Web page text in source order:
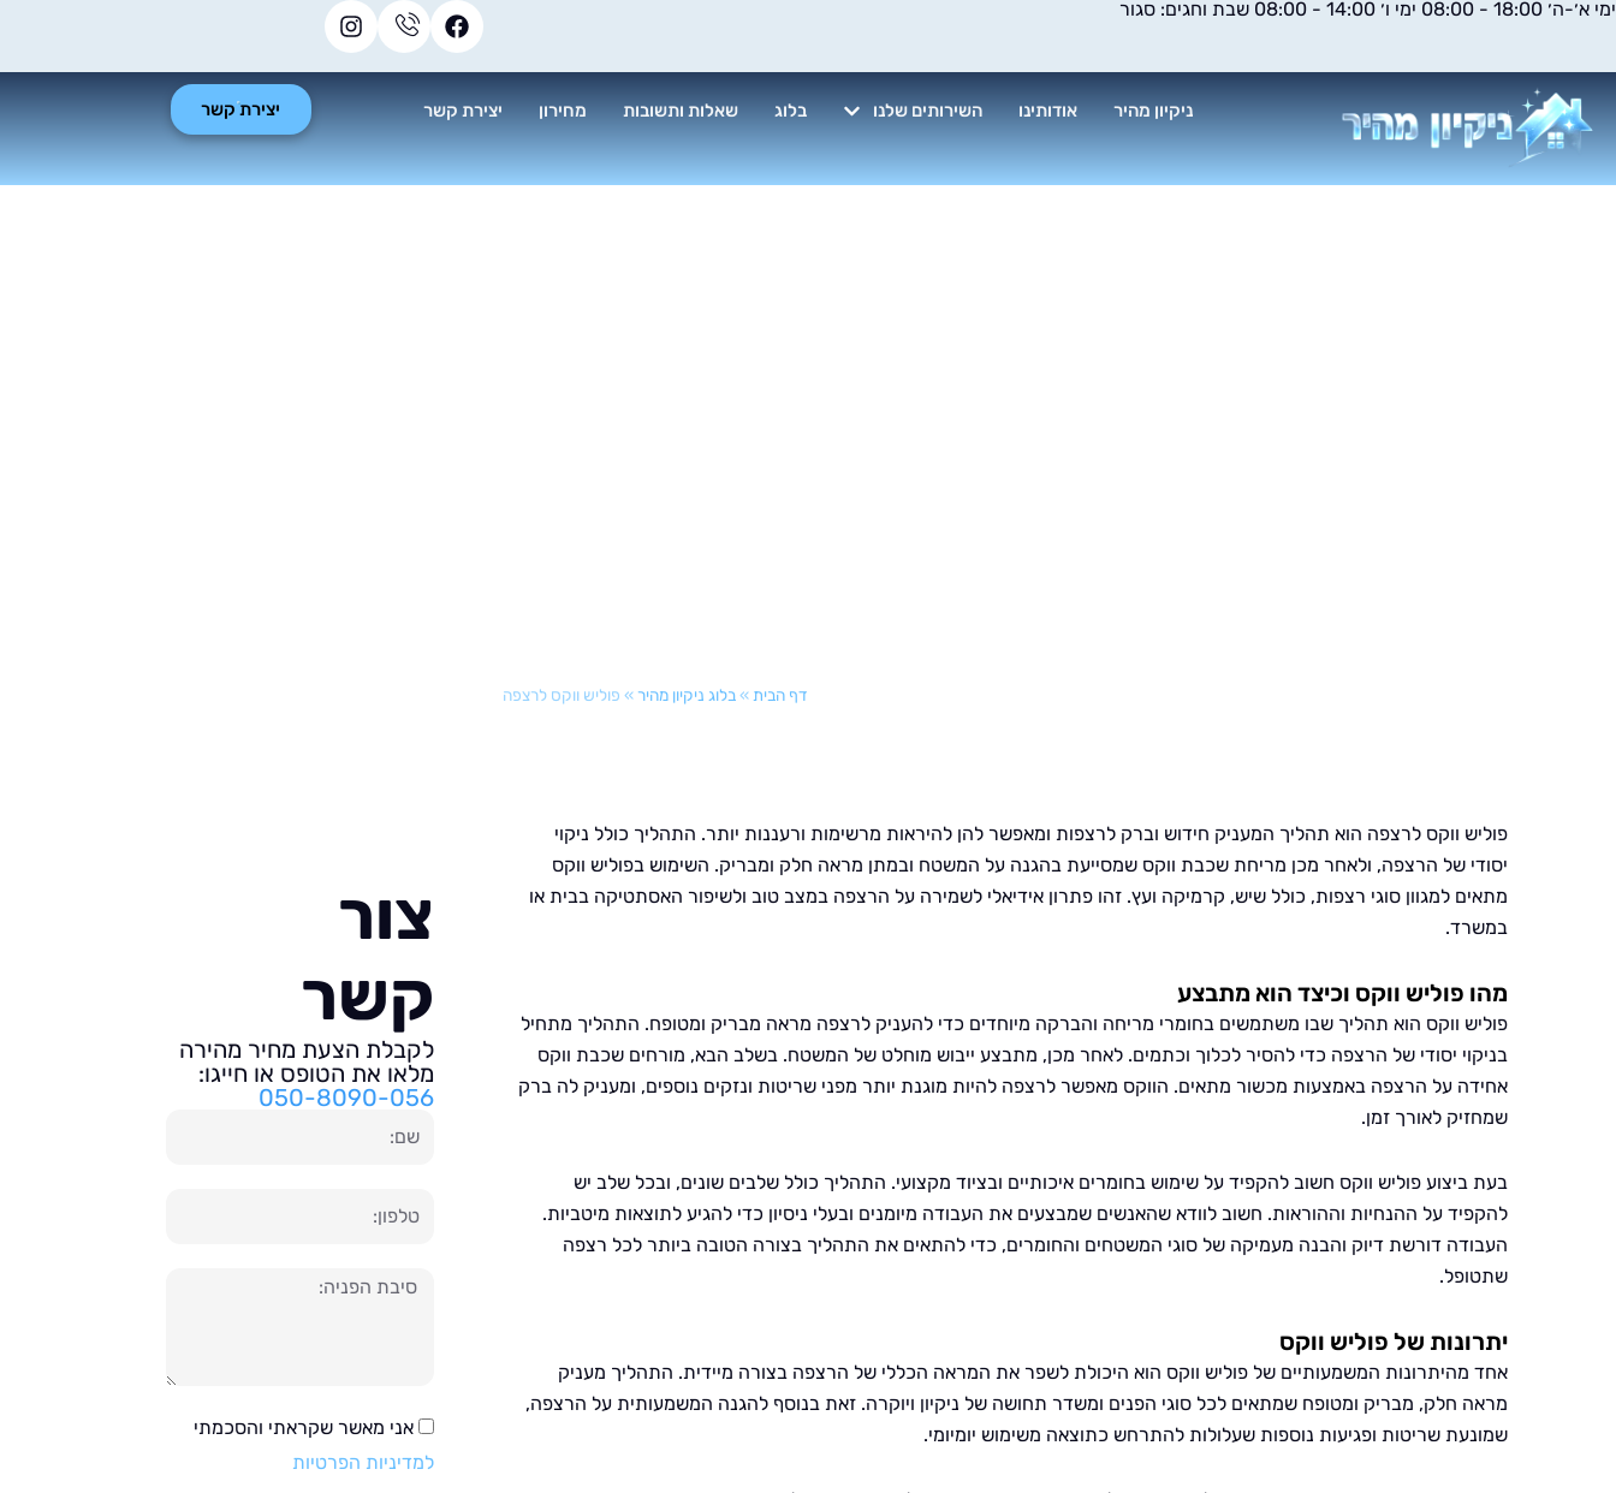
דילוג
ימי א׳-ה׳ 18:00 - 08:00 ימי ו׳ 14:00 - 08:00 שבת וחגים: סגור
ניקיון מהיר אודותינו השירותים שלנו בלוג שאלות ותשובות מחירון יצירת קשר יצירת קשר
דף הבית »בלוג ניקיון מהיר» פוליש ווקס לרצפה
פוליש ווקס לרצפה הוא תהליך המעניק חידוש וברק לרצפות ומאפשר להן להיראות מרשימות ורעננות יותר. התהליך כולל ניקוי
יסודי של הרצפה, ולאחר מכן מריחת שכבת ווקס שמסייעת בהגנה על המשטח ובמתן מראה חלק ומבריק. השימוש בפוליש ווקס
מתאים למגוון סוגי רצפות, כולל שיש, קרמיקה ועץ. זהו פתרון אידיאלי לשמירה על הרצפה במצב טוב ולשיפור האסתטיקה בבית או
במשרד.
מהו פוליש ווקס וכיצד הוא מתבצע
פוליש ווקס הוא תהליך שבו משתמשים בחומרי מריחה והברקה מיוחדים כדי להעניק לרצפה מראה מבריק ומטופח. התהליך מתחיל
בניקוי יסודי של הרצפה כדי להסיר לכלוך וכתמים. לאחר מכן, מתבצע ייבוש מוחלט של המשטח. בשלב הבא, מורחים שכבת ווקס
אחידה על הרצפה באמצעות מכשור מתאים. הווקס מאפשר לרצפה להיות מוגנת יותר מפני שריטות ונזקים נוספים, ומעניק לה ברק
שמחזיק לאורך זמן.
בעת ביצוע פוליש ווקס חשוב להקפיד על שימוש בחומרים איכותיים ובציוד מקצועי. התהליך כולל שלבים שונים, ובכל שלב יש
להקפיד על ההנחיות וההוראות. חשוב לוודא שהאנשים שמבצעים את העבודה מיומנים ובעלי ניסיון כדי להגיע לתוצאות מיטביות.
העבודה דורשת דיוק והבנה מעמיקה של סוגי המשטחים והחומרים, כדי להתאים את התהליך בצורה הטובה ביותר לכל רצפה
שתטופל.
יתרונות של פוליש ווקס
אחד מהיתרונות המשמעותיים של פוליש ווקס הוא היכולת לשפר את המראה הכללי של הרצפה בצורה מיידית. התהליך מעניק
מראה חלק, מבריק ומטופח שמתאים לכל סוגי הפנים ומשדר תחושה של ניקיון ויוקרה. זאת בנוסף להגנה המשמעותית על הרצפה,
שמונעת שריטות ופגיעות נוספות שעלולות להתרחש כתוצאה משימוש יומיומי.
צור
קשר
לקבלת הצעת מחיר מהירה
מלאו את הטופס או חייגו:
050-8090-056
טלפון
הודעה
אני מאשר שקראתי והסכמתי
למדיניות הפרטיות